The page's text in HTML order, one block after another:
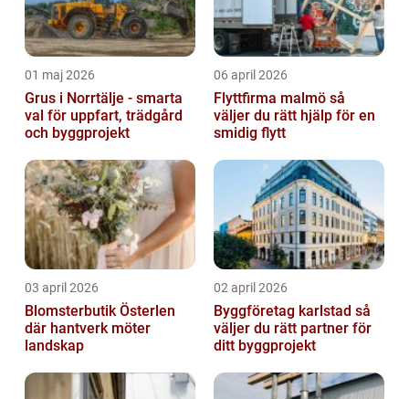
01 maj 2026
Grus i Norrtälje - smarta
val för uppfart, trädgård
och byggprojekt
06 april 2026
Flyttfirma malmö så
väljer du rätt hjälp för en
smidig flytt
03 april 2026
Blomsterbutik Österlen
där hantverk möter
landskap
02 april 2026
Byggföretag karlstad så
väljer du rätt partner för
ditt byggprojekt